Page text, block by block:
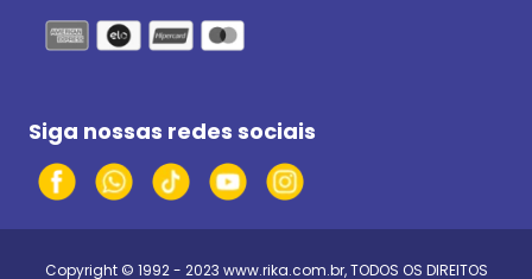
Siga nossas redes sociais
Copyright © 1992 - 2023 www.rika.com.br, TODOS OS DIREITOS